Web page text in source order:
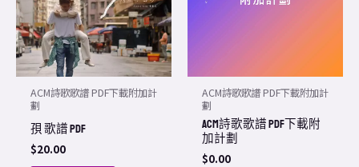
ACM詩歌歌譜 PDF下載附加計
劃
孭 歌譜 PDF
$20.00
ACM詩歌歌譜 PDF下載附加計
劃
ACM詩歌歌譜 PDF下載附
加計劃
$0.00